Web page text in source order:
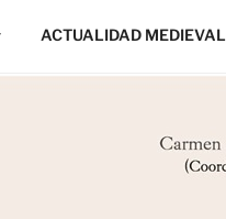
ACTUALIDAD MEDIEVAL